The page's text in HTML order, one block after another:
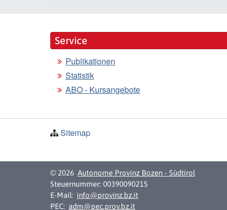
Service
Publikationen
Statistik
ABO - Kursangebote
Sitemap
© 2026 Autonome Provinz Bozen - Südtirol
Steuernummer: 00390090215
E-Mail: info@provinz.bz.it
PEC: adm@pec.prov.bz.it